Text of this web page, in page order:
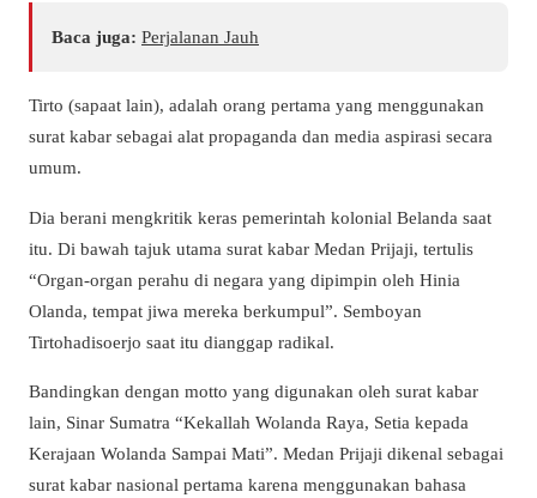
Baca juga: Perjalanan Jauh
Tirto (sapaat lain), adalah orang pertama yang menggunakan
surat kabar sebagai alat propaganda dan media aspirasi secara
umum.
Dia berani mengkritik keras pemerintah kolonial Belanda saat
itu. Di bawah tajuk utama surat kabar Medan Prijaji, tertulis
“Organ-organ perahu di negara yang dipimpin oleh Hinia
Olanda, tempat jiwa mereka berkumpul”. Semboyan
Tirtohadisoerjo saat itu dianggap radikal.
Bandingkan dengan motto yang digunakan oleh surat kabar
lain, Sinar Sumatra “Kekallah Wolanda Raya, Setia kepada
Kerajaan Wolanda Sampai Mati”. Medan Prijaji dikenal sebagai
surat kabar nasional pertama karena menggunakan bahasa